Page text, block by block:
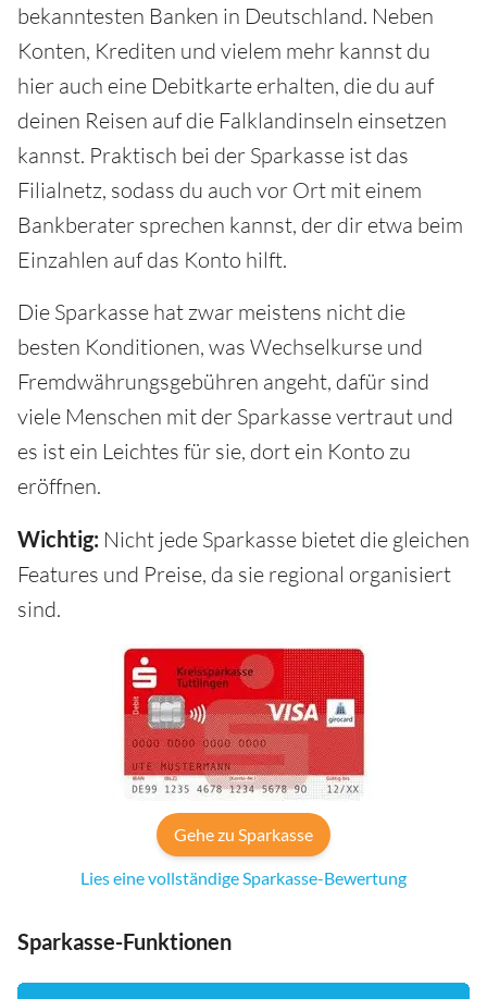
bekanntesten Banken in Deutschland. Neben
Konten, Krediten und vielem mehr kannst du
hier auch eine Debitkarte erhalten, die du auf
deinen Reisen auf die Falklandinseln einsetzen
kannst. Praktisch bei der Sparkasse ist das
Filialnetz, sodass du auch vor Ort mit einem
Bankberater sprechen kannst, der dir etwa beim
Einzahlen auf das Konto hilft.
Die Sparkasse hat zwar meistens nicht die
besten Konditionen, was Wechselkurse und
Fremdwährungsgebühren angeht, dafür sind
viele Menschen mit der Sparkasse vertraut und
es ist ein Leichtes für sie, dort ein Konto zu
eröffnen.
Wichtig: Nicht jede Sparkasse bietet die gleichen
Features und Preise, da sie regional organisiert
sind.
Gehe zu Sparkasse
Lies eine vollständige Sparkasse-Bewertung
Sparkasse-Funktionen